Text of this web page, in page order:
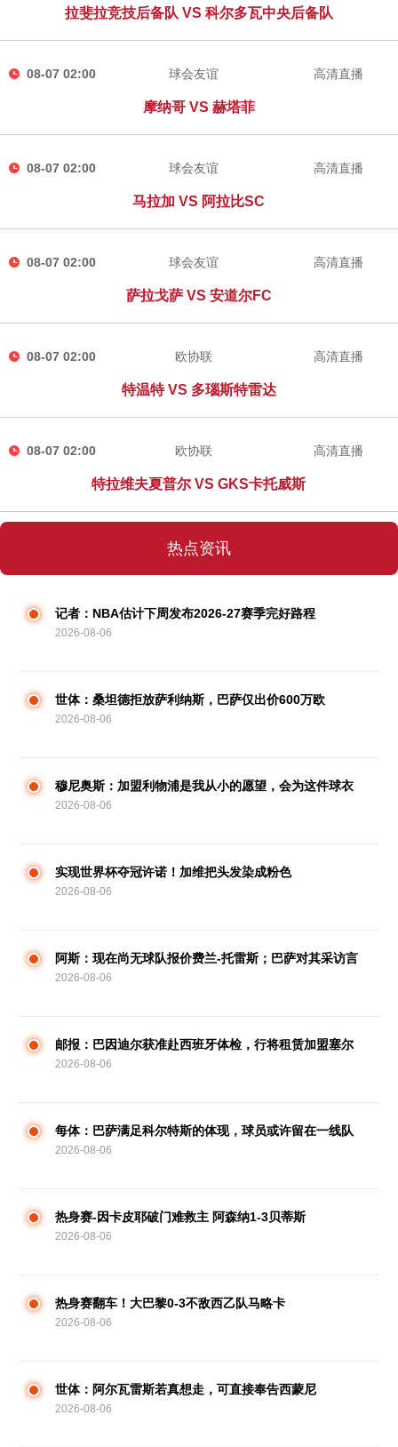
拉斐拉竞技后备队 VS 科尔多瓦中央后备队
08-07 02:00 球会友谊
摩纳哥 VS 赫塔菲
高清直播
08-07 02:00 球会友谊
马拉加 VS 阿拉比SC
高清直播
08-07 02:00 球会友谊
萨拉戈萨 VS 安道尔FC
高清直播
08-07 02:00 欧协联
特温特 VS 多瑙斯特雷达
高清直播
08-07 02:00 欧协联
特拉维夫夏普尔 VS GKS卡托威斯
高清直播
热点资讯
记者：NBA估计下周发布2026-27赛季完好路程
2026-08-06
世体：桑坦德拒放萨利纳斯，巴萨仅出价600万欧
2026-08-06
穆尼奥斯：加盟利物浦是我从小的愿望，会为这件球衣
拼尽全力
2026-08-06
实现世界杯夺冠许诺！加维把头发染成粉色
2026-08-06
阿斯：现在尚无球队报价费兰-托雷斯；巴萨对其采访言
辞不满
2026-08-06
邮报：巴因迪尔获准赴西班牙体检，行将租赁加盟塞尔
塔
2026-08-06
每体：巴萨满足科尔特斯的体现，球员或许留在一线队
2026-08-06
热身赛-因卡皮耶破门难救主 阿森纳1-3贝蒂斯
2026-08-06
热身赛翻车！大巴黎0-3不敌西乙队马略卡
2026-08-06
世体：阿尔瓦雷斯若真想走，可直接奉告西蒙尼
2026-08-06